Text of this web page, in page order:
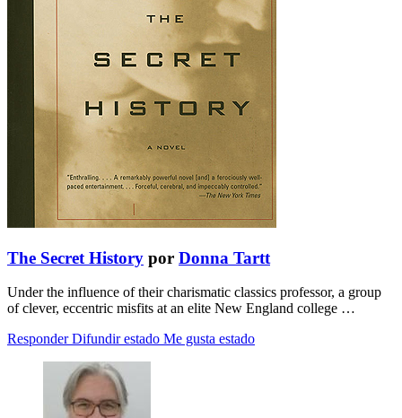
The Secret History por Donna Tartt
Under the influence of their charismatic classics professor, a group
of clever, eccentric misfits at an elite New England college …
Responder Difundir estado Me gusta estado